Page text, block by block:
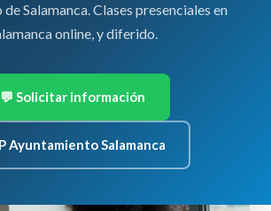
Salamanca. Clases presenciales en
online, y diferido.
💬 Solicitar información
Ayuntamiento Salamanca